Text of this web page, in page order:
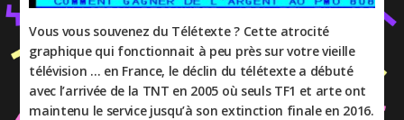
Vous vous souvenez du Télétexte ? Cette atrocité
graphique qui fonctionnait à peu près sur votre vieille
télévision … en France, le déclin du télétexte a débuté
avec l’arrivée de la TNT en 2005 où seuls TF1 et arte ont
maintenu le service jusqu’à son extinction finale en 2016.